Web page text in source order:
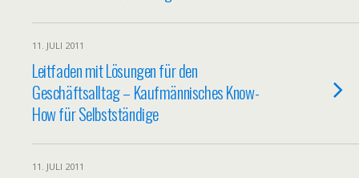
11. JULI 2011
Leitfaden mit Lösungen für den
Geschäftsalltag – Kaufmännisches Know-
How für Selbstständige
11. JULI 2011